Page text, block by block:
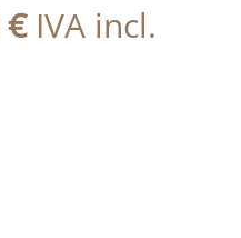
€ElIVA incl.